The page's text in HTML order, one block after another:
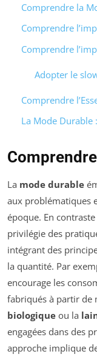
Comprendre la
Comprendre
Comprendre
Adopter le
Comprendre
La Mode Durable
La mode durable
aux problématiques
époque. En
privilégie des
intégrant des
la quantité. Par
encourage les
fabriqués à partir de
biologique ou la
engagées dans des
approche implique